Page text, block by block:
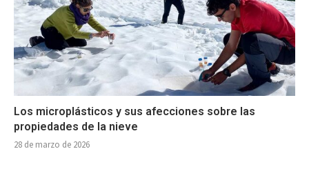
Los microplásticos y sus afecciones sobre las
propiedades de la nieve
28 de marzo de 2026